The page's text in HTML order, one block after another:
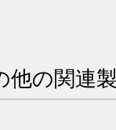
他の関連